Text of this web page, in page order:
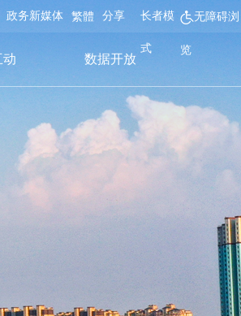
政务新媒体 繁體 分享 长者模
式
无障碍浏
览
动 数据开放